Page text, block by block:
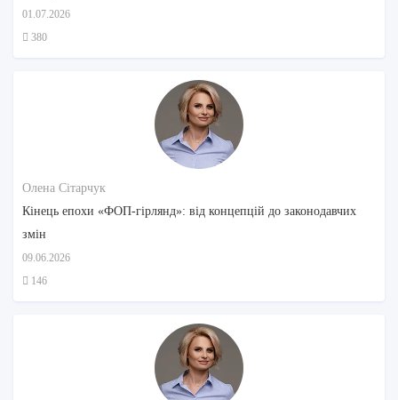
01.07.2026
380
Олена Сітарчук
Кінець епохи «ФОП-гірлянд»: від концепцій до законодавчих
змін
09.06.2026
146